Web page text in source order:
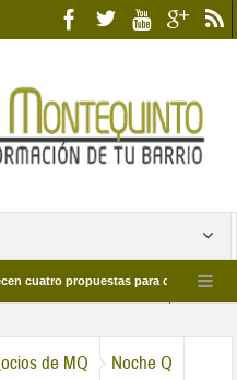
propuestas para disfrutar del
de MQ Noche Q